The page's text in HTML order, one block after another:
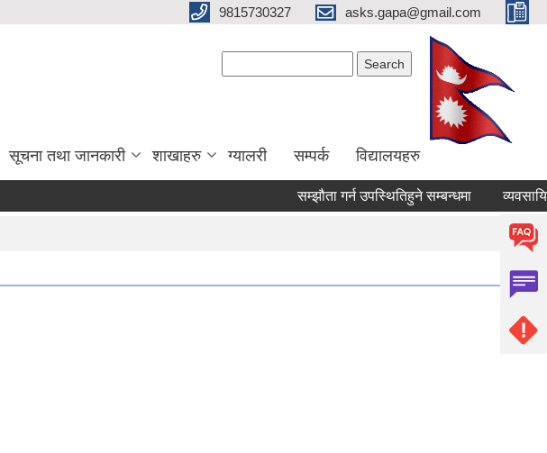
9815730327 asks.gapa@gmail.com
सूचना तथा जानकारी शाखाहरु ग्यालरी सम्पर्क विद्यालयहरु
सम्झौता गर्न उपस्थितिहुने सम्बन्धमा व्यवसायिक